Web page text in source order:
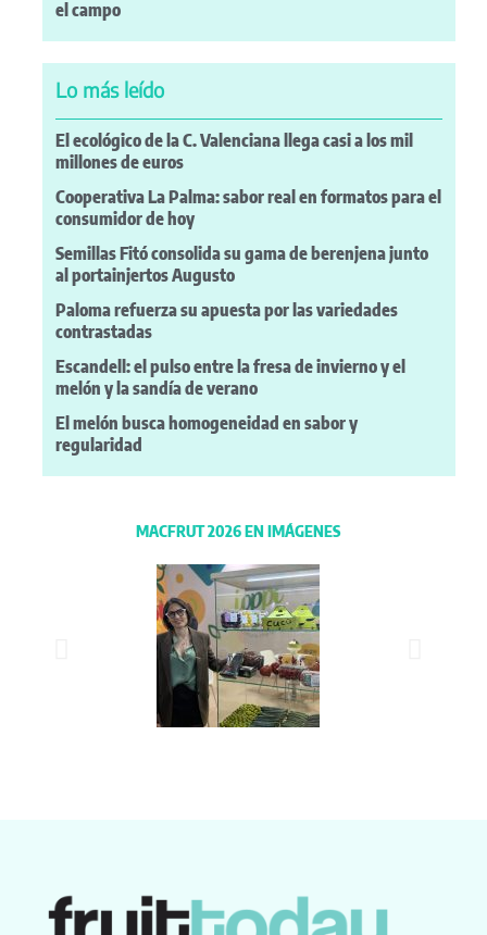
el campo
Lo más leído
El ecológico de la C. Valenciana llega casi a los mil
millones de euros
Cooperativa La Palma: sabor real en formatos para el
consumidor de hoy
Semillas Fitó consolida su gama de berenjena junto
al portainjertos Augusto
Paloma refuerza su apuesta por las variedades
contrastadas
Escandell: el pulso entre la fresa de invierno y el
melón y la sandía de verano
El melón busca homogeneidad en sabor y
regularidad
MACFRUT 2026 EN IMÁGENES